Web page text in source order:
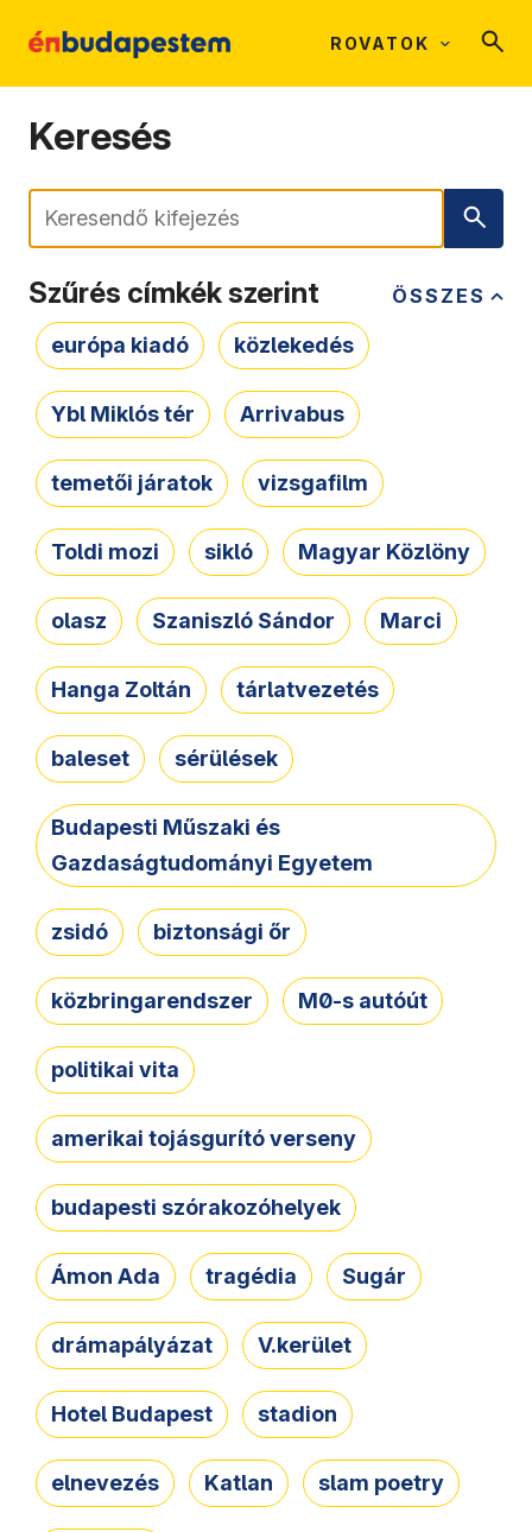
ROVATOK
Keresés
Keresés
ÖSSZES
Szűrés címkék szerint
európa kiadó közlekedés
Ybl Miklós tér Arrivabus
temetői járatok vizsgafilm
Toldi mozi sikló Magyar Közlöny
olasz Szaniszló Sándor Marci
Hanga Zoltán tárlatvezetés
baleset sérülések
Budapesti Műszaki és
Gazdaságtudományi Egyetem
zsidó biztonsági őr
közbringarendszer M0-s autóút
politikai vita
amerikai tojásgurító verseny
budapesti szórakozóhelyek
Ámon Ada tragédia Sugár
drámapályázat V.kerület
Hotel Budapest stadion
elnevezés Katlan slam poetry